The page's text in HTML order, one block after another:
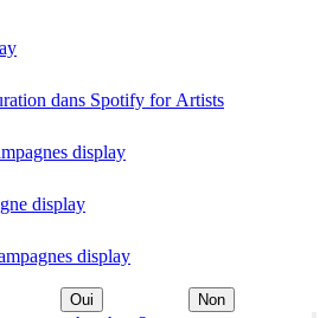
dans Spotify for Artists
display
display
display
Oui Non